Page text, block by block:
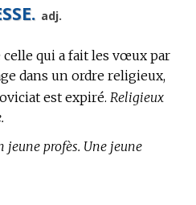
adj.
celle qui a fait les vœux par
dans un ordre religieux,
est expiré. Religieux
jeune profès. Une jeune